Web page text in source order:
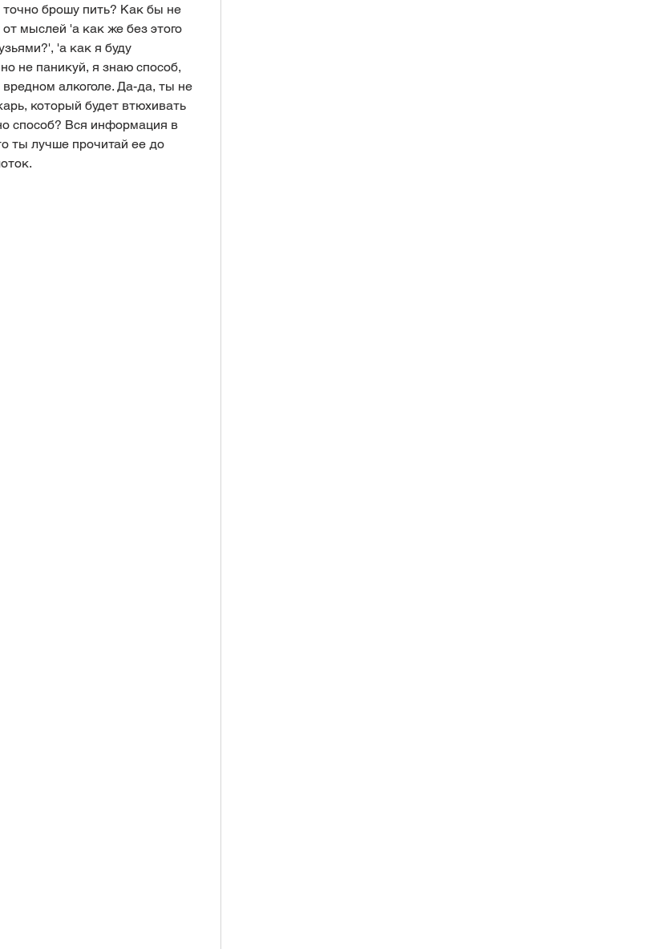
точно брошу пить? Как бы не
мыслей 'а как же без этого
'а как я буду
не паникуй, я знаю способ,
алкоголе. Да-да, ты не
который будет втюхивать
способ? Вся информация в
ты лучше прочитай ее до